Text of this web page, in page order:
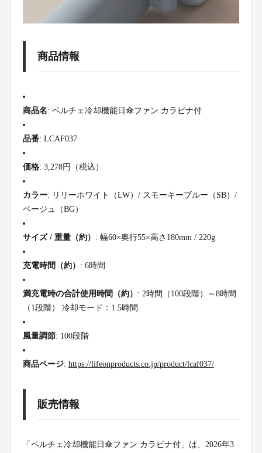
商品情報
商品名: ペルチェ冷却機能日傘ファン カラビナ付
品番: LCAF037
価格: 3,278円（税込）
カラー: リリーホワイト（LW）/ スモーキーブルー（SB）/
ベージュ（BG）
サイズ / 重量（約） : 幅60×奥行55×高さ180mm / 220g
充電時間（約） : 6時間
満充電時の合計使用時間（約） : 2時間（100段階）～8時間
（1段階） 冷却モード：1.5時間
風量調節: 100段階
商品ページ: https://lifeonproducts.co.jp/product/lcaf037/
販売情報
「ペルチェ冷却機能日傘ファン カラビナ付」は、2026年3